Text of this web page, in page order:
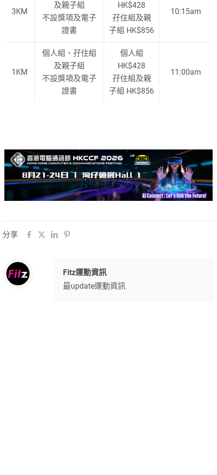
3KM
及親子組
不設獎項及電子
證書
HK$428
孖住組及親
子組 HK$856
10:15am
1KM
個人組、孖住組
及親子組
不設獎項及電子
證書
個人組
HK$428
孖住組及親
子組 HK$856
11:00am
分享
Fitz運動資訊
最update運動資訊